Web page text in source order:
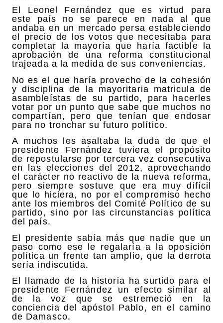
El Leonel Fernández que es virtud para
este país no se parece en nada al que
andaba en un mercado persa estableciendo
el precio de los votos que necesitaba para
completar la mayoría que haría factible la
aprobación de una reforma constitucional
trajeada a la medida de sus conveniencias.
No es el que haría provecho de la cohesión
y disciplina de la mayoritaria matricula de
asambleístas de su partido, para hacerles
votar por un punto que sabe que muchos no
compartían, pero que tenían que endosar
para no tronchar su futuro político.
A muchos les asaltaba la duda de que el
presidente Fernández tuviera el propósito
de repostularse por tercera vez consecutiva
en las elecciones del 2012, aprovechando
el carácter no reactivo de la nueva reforma,
pero siempre sostuve que era muy difícil
que lo hiciera, no por el compromiso hecho
ante los miembros del Comité Político de su
partido, sino por las circunstancias política
del país.
El presidente sabía más que nadie que un
paso como ese le regalaría a la oposición
política un frente tan amplio, que la derrota
sería indiscutida.
El llamado de la historia ha surtido para el
presidente Fernández un efecto similar al
de la voz que se estremeció en la
conciencia del apóstol Pablo, en el camino
de Damasco.